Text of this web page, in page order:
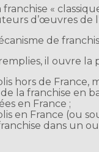
«
d’œuvres de
de
il ouvre la
hors de France,
la franchise en
en France ;
en France (ou
dans un